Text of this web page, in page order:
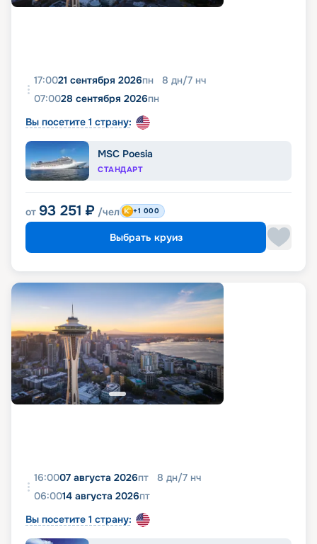
17:0021 сентября 2026пн 8 дн/7 нч
07:0028 сентября 2026пн
Вы посетите 1 страну:
MSC Poesia
СТАНДАРТ
от 93 251 ₽ /чел +1 000
Выбрать круиз
16:0007 августа 2026пт 8 дн/7 нч
06:0014 августа 2026пт
Вы посетите 1 страну: